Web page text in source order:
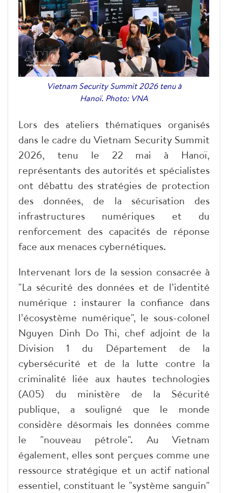
Vietnam Security Summit 2026 tenu à
Hanoï. Photo: VNA
Lors des ateliers thématiques organisés
dans le cadre du Vietnam Security Summit
2026, tenu le 22 mai à Hanoï,
représentants des autorités et spécialistes
ont débattu des stratégies de protection
des données, de la sécurisation des
infrastructures numériques et du
renforcement des capacités de réponse
face aux menaces cybernétiques.
Intervenant lors de la session consacrée à
"La sécurité des données et de l’identité
numérique : instaurer la confiance dans
l’écosystème numérique", le sous-colonel
Nguyen Dinh Do Thi, chef adjoint de la
Division 1 du Département de la
cybersécurité et de la lutte contre la
criminalité liée aux hautes technologies
(A05) du ministère de la Sécurité
publique, a souligné que le monde
considère désormais les données comme
le "nouveau pétrole". Au Vietnam
également, elles sont perçues comme une
ressource stratégique et un actif national
essentiel, constituant le "système sanguin"